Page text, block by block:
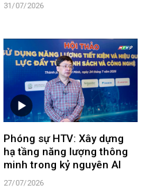
31/07/2026
Phóng sự HTV: Xây dựng
hạ tầng năng lượng thông
minh trong kỷ nguyên AI
27/07/2026